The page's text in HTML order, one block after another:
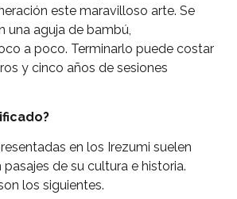
este maravilloso arte. Se
una aguja de bambú,
a poco. Terminarlo puede costar
y cinco años de sesiones
en los Irezumi suelen
de su cultura e historia.
los siguientes.